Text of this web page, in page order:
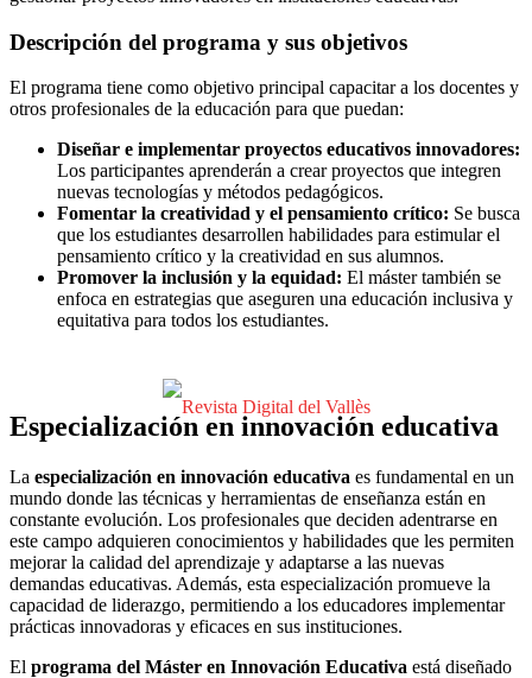
Descripción del programa y sus objetivos
El programa tiene como objetivo principal capacitar a los docentes y
otros profesionales de la educación para que puedan:
Diseñar e implementar proyectos educativos innovadores:
Los participantes aprenderán a crear proyectos que integren
nuevas tecnologías y métodos pedagógicos.
Fomentar la creatividad y el pensamiento crítico: Se busca
que los estudiantes desarrollen habilidades para estimular el
pensamiento crítico y la creatividad en sus alumnos.
Promover la inclusión y la equidad: El máster también se
enfoca en estrategias que aseguren una educación inclusiva y
equitativa para todos los estudiantes.
Especialización en innovación educativa
La especialización en innovación educativa es fundamental en un
mundo donde las técnicas y herramientas de enseñanza están en
constante evolución. Los profesionales que deciden adentrarse en
este campo adquieren conocimientos y habilidades que les permiten
mejorar la calidad del aprendizaje y adaptarse a las nuevas
demandas educativas. Además, esta especialización promueve la
capacidad de liderazgo, permitiendo a los educadores implementar
prácticas innovadoras y eficaces en sus instituciones.
El programa del Máster en Innovación Educativa está diseñado